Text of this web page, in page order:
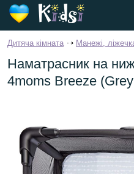
Дитяча кімната Манежі,
Наматрасник на
4moms Breeze